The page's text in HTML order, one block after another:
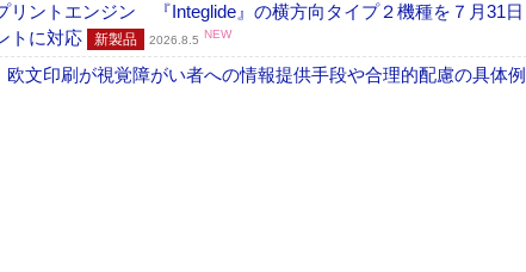
ントエンジン 『Integlide』の横方向タイプ２機種を７月31日
トに対応
新製品 2026.8.5 NEW
印刷が視覚障がい者への情報提供手段や合理的配慮の具体例